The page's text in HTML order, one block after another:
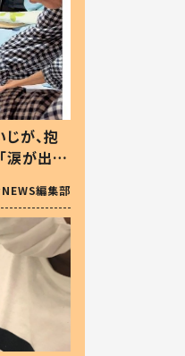
が、抱
涙が出ま
NEWS編集部